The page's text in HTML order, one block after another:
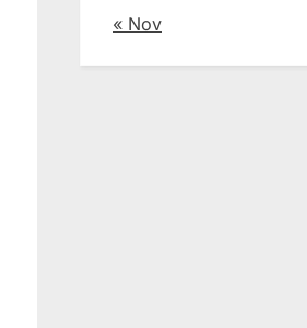
« Nov